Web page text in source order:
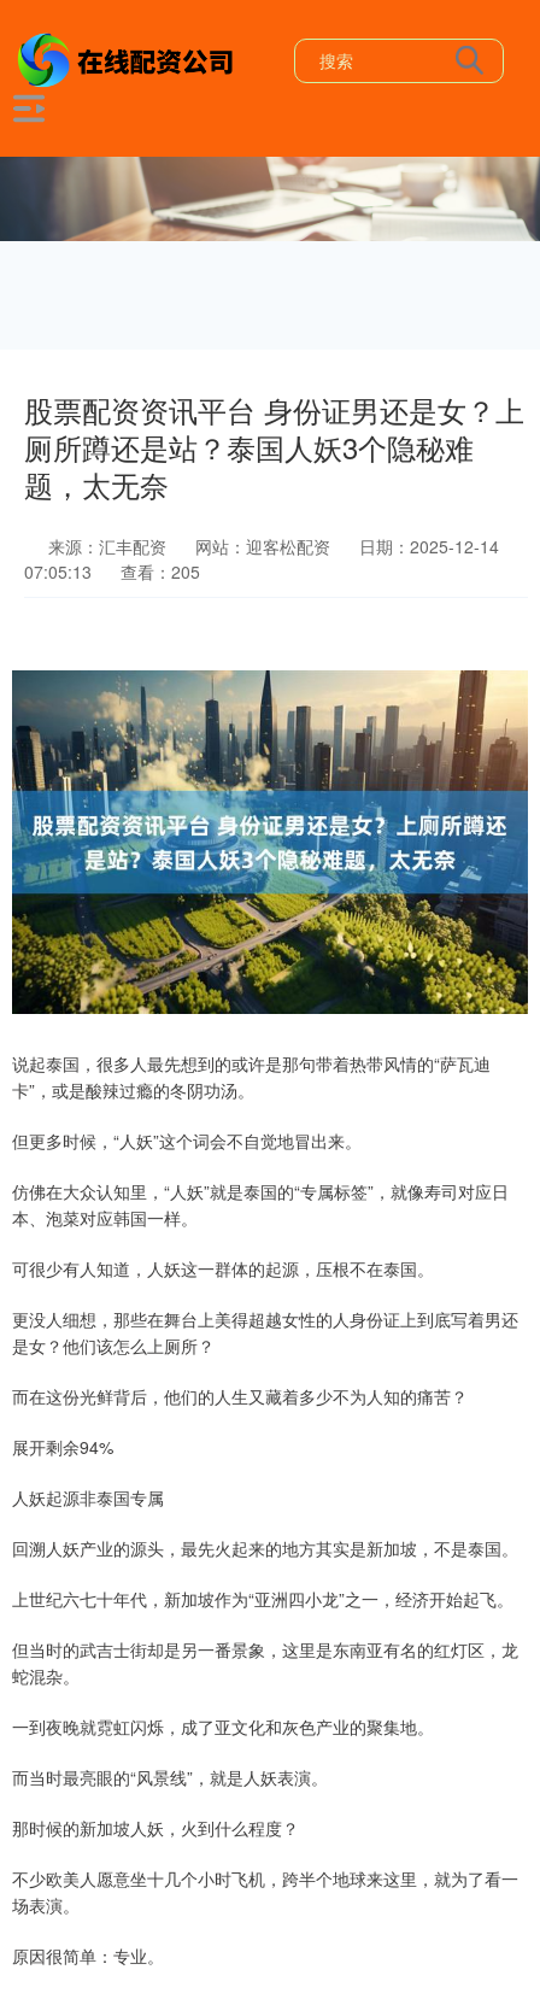
股票配资资讯平台 身份证男还是女？上
厕所蹲还是站？泰国人妖3个隐秘难
题，太无奈
来源：汇丰配资 网站：迎客松配资
日期：2025-12-14
07:05:13
查看：205
说起泰国，很多人最先想到的或许是那句带着热带风情的“萨瓦迪
卡”，或是酸辣过瘾的冬阴功汤。
但更多时候，“人妖”这个词会不自觉地冒出来。
仿佛在大众认知里，“人妖”就是泰国的“专属标签”，就像寿司对应日
本、泡菜对应韩国一样。
可很少有人知道，人妖这一群体的起源，压根不在泰国。
更没人细想，那些在舞台上美得超越女性的人身份证上到底写着男还
是女？他们该怎么上厕所？
而在这份光鲜背后，他们的人生又藏着多少不为人知的痛苦？
展开剩余94%
人妖起源非泰国专属
回溯人妖产业的源头，最先火起来的地方其实是新加坡，不是泰国。
上世纪六七十年代，新加坡作为“亚洲四小龙”之一，经济开始起飞。
但当时的武吉士街却是另一番景象，这里是东南亚有名的红灯区，龙
蛇混杂。
一到夜晚就霓虹闪烁，成了亚文化和灰色产业的聚集地。
而当时最亮眼的“风景线”，就是人妖表演。
那时候的新加坡人妖，火到什么程度？
不少欧美人愿意坐十几个小时飞机，跨半个地球来这里，就为了看一
场表演。
原因很简单：专业。